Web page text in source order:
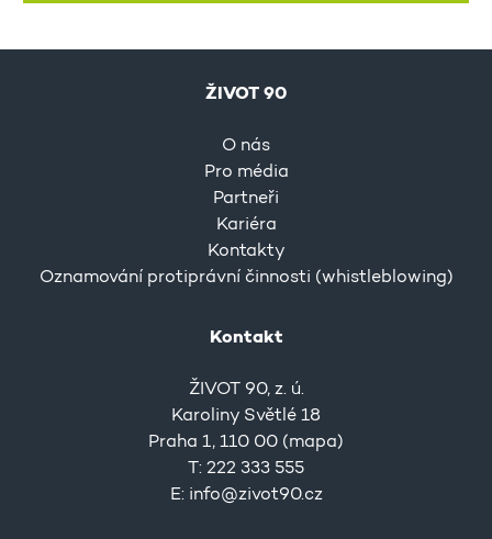
ŽIVOT 90
O nás
Pro média
Partneři
Kariéra
Kontakty
Oznamování protiprávní činnosti (whistleblowing)
Kontakt
ŽIVOT 90, z. ú.
Karoliny Světlé 18
Praha 1, 110 00 (mapa)
T: 222 333 555
E: info@zivot90.cz